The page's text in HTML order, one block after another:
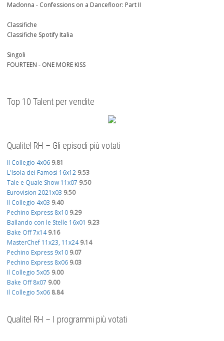
Madonna - Confessions on a Dancefloor: Part II
Classifiche
Classifiche Spotify Italia
Singoli
FOURTEEN - ONE MORE KISS
Top 10 Talent per vendite
Qualitel RH – Gli episodi più votati
Il Collegio 4x06 9.81
L'Isola dei Famosi 16x12 9.53
Tale e Quale Show 11x07 9.50
Eurovision 2021x03 9.50
Il Collegio 4x03 9.40
Pechino Express 8x10 9.29
Ballando con le Stelle 16x01 9.23
Bake Off 7x14 9.16
MasterChef 11x23, 11x24 9.14
Pechino Express 9x10 9.07
Pechino Express 8x06 9.03
Il Collegio 5x05 9.00
Bake Off 8x07 9.00
Il Collegio 5x06 8.84
Qualitel RH – I programmi più votati